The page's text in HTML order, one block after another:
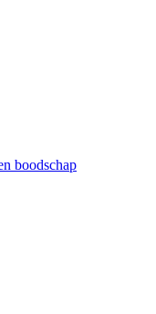
boodschap